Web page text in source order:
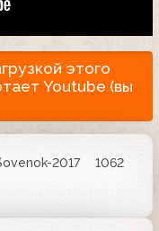
этого
Youtube (вы
2017
1062